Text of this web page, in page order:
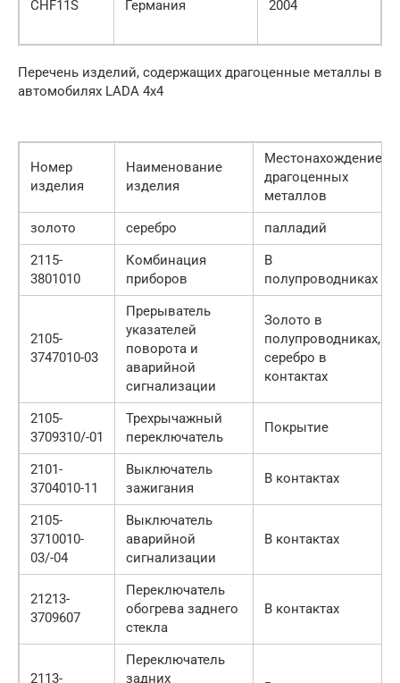
CHF11S Германия 2004
Перечень изделий, содержащих драгоценные металлы в
автомобилях LADA 4х4
Номер
изделия
Наименование
изделия
Местонахождение
драгоценных
металлов
золото
серебро
палладий
2115-
3801010
Комбинация
приборов
В
полупроводниках
2105-
3747010-03
Прерыватель
указателей
поворота и
аварийной
сигнализации
Золото в
полупроводниках,
серебро в
контактах
2105-
3709310/-01
Трехрычажный
переключатель
Покрытие
2101-
3704010-11
Выключатель
зажигания
В контактах
2105-
3710010-
03/-04
Выключатель
аварийной
сигнализации
В контактах
21213-
3709607
Переключатель
обогрева заднего
стекла
В контактах
2113-
Переключатель
задних